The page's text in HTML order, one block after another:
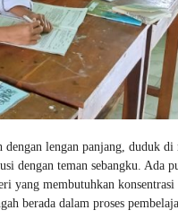
lengan panjang, duduk di
dengan teman sebangku. Ada
yang membutuhkan
berada dalam proses